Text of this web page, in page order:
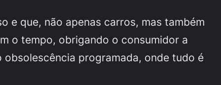
e que, não apenas carros, mas também
o tempo, obrigando o consumidor a
programada, onde tudo é